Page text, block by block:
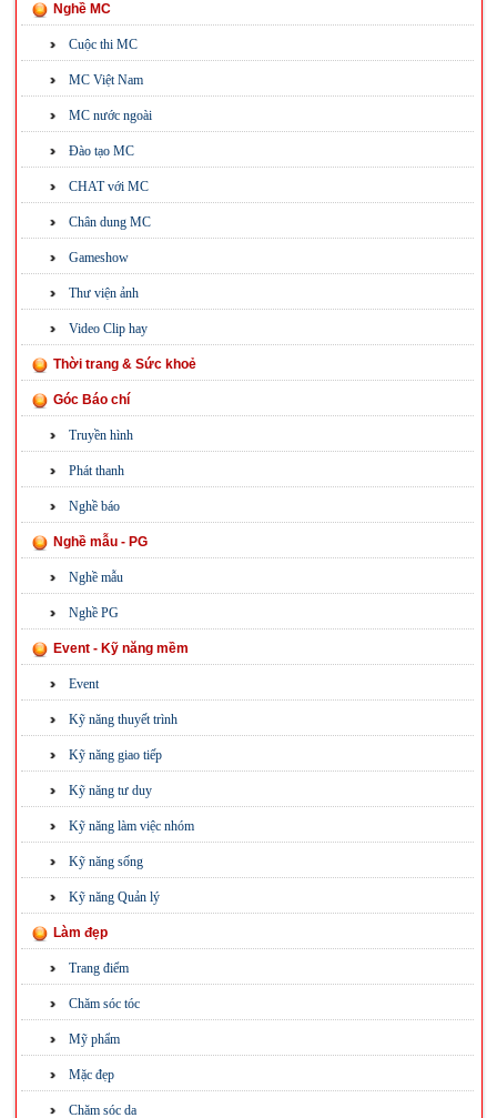
Nghề MC
Cuộc thi MC
MC Việt Nam
MC nước ngoài
Đào tạo MC
CHAT với MC
Chân dung MC
Gameshow
Thư viện ảnh
Video Clip hay
Thời trang & Sức khoẻ
Góc Báo chí
Truyền hình
Phát thanh
Nghề báo
Nghề mẫu - PG
Nghề mẫu
Nghề PG
Event - Kỹ năng mềm
Event
Kỹ năng thuyết trình
Kỹ năng giao tiếp
Kỹ năng tư duy
Kỹ năng làm việc nhóm
Kỹ năng sống
Kỹ năng Quản lý
Làm đẹp
Trang điểm
Chăm sóc tóc
Mỹ phẩm
Mặc đẹp
Chăm sóc da